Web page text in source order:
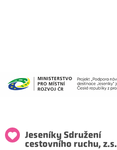
Jeseníky Sdružení
cestovního ruchu, z.s.